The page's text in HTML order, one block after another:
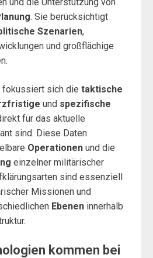
. Sie berücksichtigt
Szenarien,
und großflächige
fokussiert sich die taktische
und spezifische
für das aktuelle
sind. Diese Daten
Operationen und die
einzelner militärischer
sind essenziell
Missionen und
Ebenen innerhalb
kommen bei